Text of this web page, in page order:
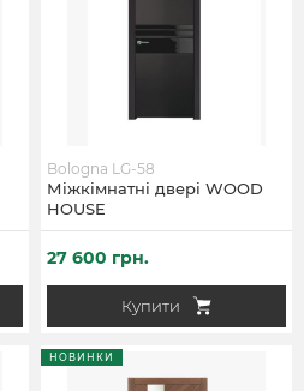
Міжкімнатні двері WOOD
HOUSE
Bologna LG-58
Купити
27 600 грн.
НОВИНКИ